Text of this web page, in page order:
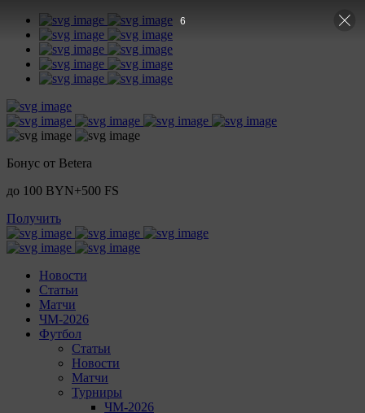
Бонус от Betera
до 100 BYN+500 FS
Получить
Новости
Статьи
Матчи
ЧМ-2026
Футбол
Статьи
Новости
Матчи
Турниры
ЧМ-2026
5